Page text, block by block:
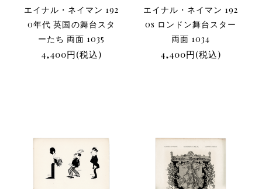
エイナル・ネイマン 192
0年代 英国の舞台スタ
ーたち 両面 1035
4,400円(税込)
エイナル・ネイマン 192
0s ロンドン舞台スター
両面 1034
4,400円(税込)